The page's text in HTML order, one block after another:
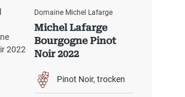
Domaine Michel Lafarge
Michel Lafarge
Bourgogne Pinot
Noir 2022
Pinot Noir trocken